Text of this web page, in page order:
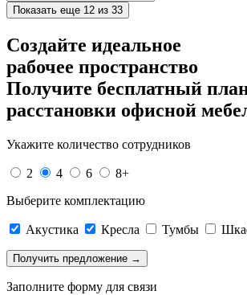
Показать еще 12 из 33
Создайте идеальное
рабочее пространство
Получите бесплатный
расстановки офисной
Укажите количество сотрудников
2 4 6
8+
Выберите комплектацию
Акустика Кресла Тумбы
Заполните форму для связи